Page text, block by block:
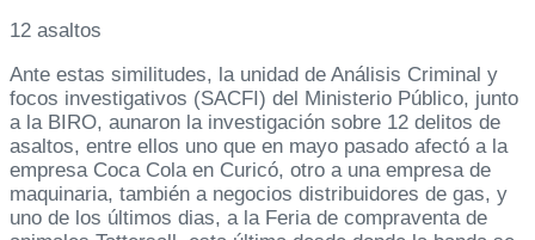
12 asaltos
Ante estas similitudes, la unidad de Análisis Criminal y
focos investigativos (SACFI) del Ministerio Público, junto
a la BIRO, aunaron la investigación sobre 12 delitos de
asaltos, entre ellos uno que en mayo pasado afectó a la
empresa Coca Cola en Curicó, otro a una empresa de
maquinaria, también a negocios distribuidores de gas, y
uno de los últimos dias, a la Feria de compraventa de